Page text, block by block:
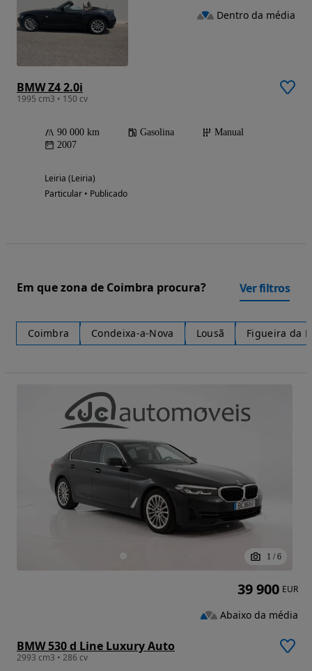
BMW Z4 2.0i
1995 cm3 • 150 cv
90 000 km Gasolina
Manual
2007
Leiria (Leiria)
Particular • Publicado
Dentro da média
Em que zona de Coimbra procura? Ver filtros
Coimbra Condeixa-a-Nova Lousã Figueira da
1 / 6
BMW 530 d Line Luxury Auto
2993 cm3 • 286 cv
39 900 EUR
Abaixo da média